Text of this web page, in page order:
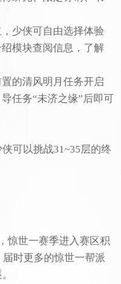
少侠可自由选择体验
模块查阅信息，了解
的清风明月任务开启
任务“未济之缘”后即可
可以挑战31~35层的终
惊世一赛季进入赛区积
时更多的惊世一帮派